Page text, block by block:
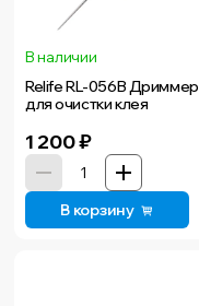
В наличии
Relife RL-056B Дриммер
для очистки клея
1 200₽
В корзину